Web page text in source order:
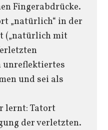
Fingerabdrücke.
„natürlich“ in der
(„natürlich mit
unreflektiertes
und sei als
lernt: Tatort
der verletzten.